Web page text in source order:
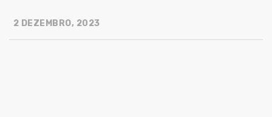
2 DEZEMBRO, 2023